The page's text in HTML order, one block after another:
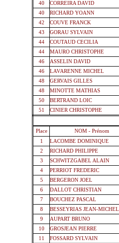
40
CORREIRA DAVID
40
RICHARD YOANN
42
COUVE FRANCK
43
GORAU SYLVAIN
44
COUTAUD CECILIA
44
MAURO CHRISTOPHE
46
ASSELIN DAVID
46
LAVARENNE MICHEL
48
GERVAIS GILLES
48
MINOTTE MATHIAS
50
BERTRAND LOIC
51
CINIER CHRISTOPHE
Place
NOM - Prénom
1
LACOMBE DOMINIQUE
2
RICHARD PHILIPPE
3
SCHWITZGABEL ALAIN
4
PERRIOT FREDERIC
5
BERGERON JOEL
6
DALLOT CHRISTIAN
7
BOUCHEZ PASCAL
8
BESSEYRIAS JEAN-MICHEL
9
AUPART BRUNO
10
GROSJEAN PIERRE
11
FOSSARD SYLVAIN